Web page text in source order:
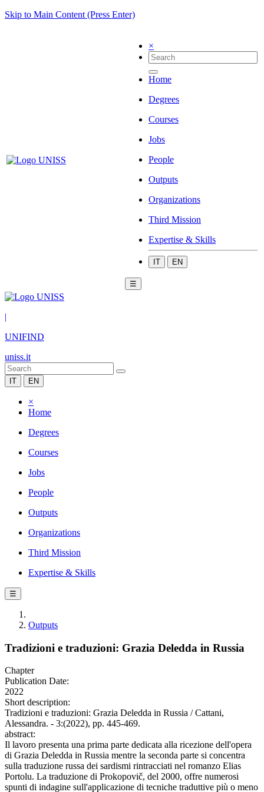
Skip to Main Content (Press Enter)
×
Home
Degrees
Courses
Jobs
People
Outputs
Organizations
Third Mission
Expertise & Skills
IT EN
☰
|
UNIFIND
uniss.it
IT EN
×
Home
Degrees
Courses
Jobs
People
Outputs
Organizations
Third Mission
Expertise & Skills
☰
Outputs
Tradizioni e traduzioni: Grazia Deledda in Russia
Chapter
Publication Date:
2022
Short description:
Tradizioni e traduzioni: Grazia Deledda in Russia / Cattani,
Alessandra. - 3:(2022), pp. 445-469.
abstract:
Il lavoro presenta una prima parte dedicata alla ricezione dell'opera
di Grazia Deledda in Russia mentre la seconda parte si concentra
sulla traduzione russa dei sardismi rintracciati nel romanzo Elias
Portolu. La traduzione di Prokopovič, del 2000, offre numerosi
spunti di indagine sull'applicazione di tecniche traduttive più o meno